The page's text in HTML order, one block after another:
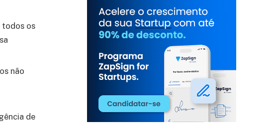
todos os
não
de